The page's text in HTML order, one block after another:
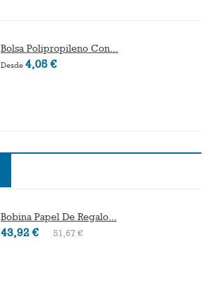
Bolsa Polipropileno Con...
Desde 4,05 €
Bobina Papel De Regalo...
43,92 € 51,67 €